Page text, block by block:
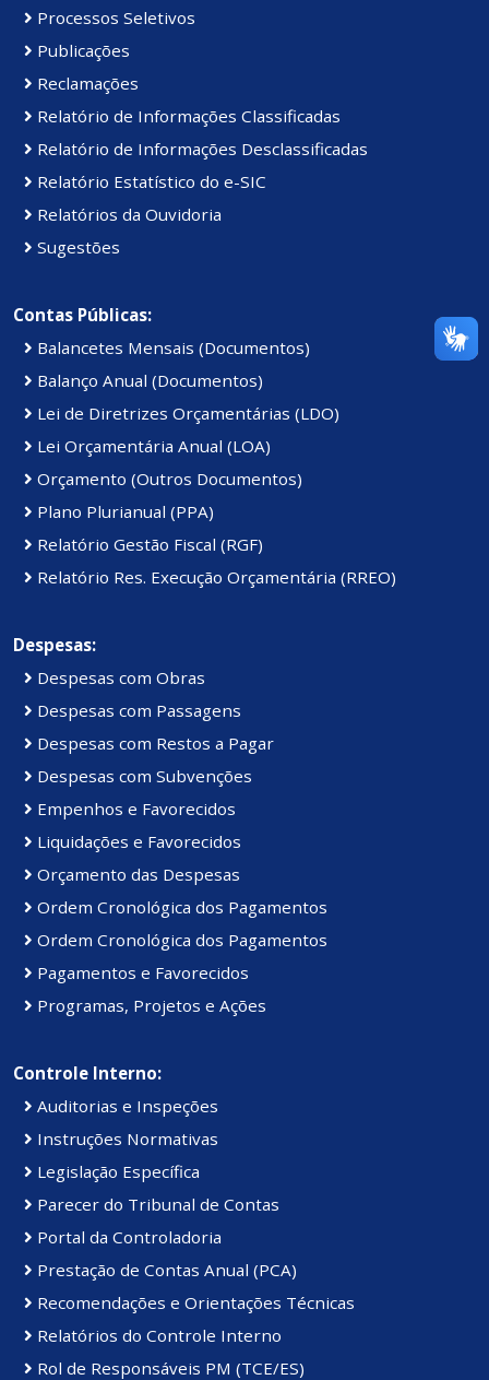
Processos Seletivos
Publicações
Reclamações
Relatório de Informações Classificadas
Relatório de Informações Desclassificadas
Relatório Estatístico do e-SIC
Relatórios da Ouvidoria
Sugestões
Contas Públicas:
Balancetes Mensais (Documentos)
Balanço Anual (Documentos)
Lei de Diretrizes Orçamentárias (LDO)
Lei Orçamentária Anual (LOA)
Orçamento (Outros Documentos)
Plano Plurianual (PPA)
Relatório Gestão Fiscal (RGF)
Relatório Res. Execução Orçamentária (RREO)
Despesas:
Despesas com Obras
Despesas com Passagens
Despesas com Restos a Pagar
Despesas com Subvenções
Empenhos e Favorecidos
Liquidações e Favorecidos
Orçamento das Despesas
Ordem Cronológica dos Pagamentos
Ordem Cronológica dos Pagamentos
Pagamentos e Favorecidos
Programas, Projetos e Ações
Controle Interno:
Auditorias e Inspeções
Instruções Normativas
Legislação Específica
Parecer do Tribunal de Contas
Portal da Controladoria
Prestação de Contas Anual (PCA)
Recomendações e Orientações Técnicas
Relatórios do Controle Interno
Rol de Responsáveis PM (TCE/ES)